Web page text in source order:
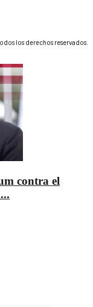
los derechos reservados.
contra el